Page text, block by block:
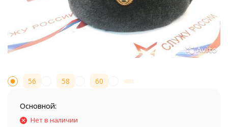
56 58 60
Основной:
Нет в наличии